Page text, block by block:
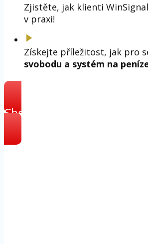
Zjistěte, jak klienti
v praxi!
Získejte příležitost, jak pro
svobodu a systém na
Chci vyzkoušet WS na